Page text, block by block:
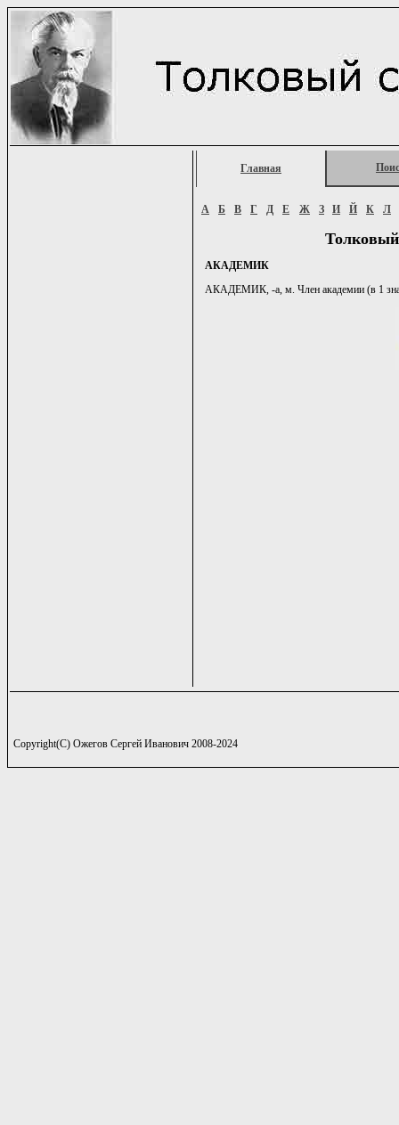
Главная
А Б В Г Д Е Ж З И Й К Л
АКАДЕМИК
АКАДЕМИК, -а, м. Член академии (в 1
Copyright(C) Ожегов Сергей Иванович 2008-2024